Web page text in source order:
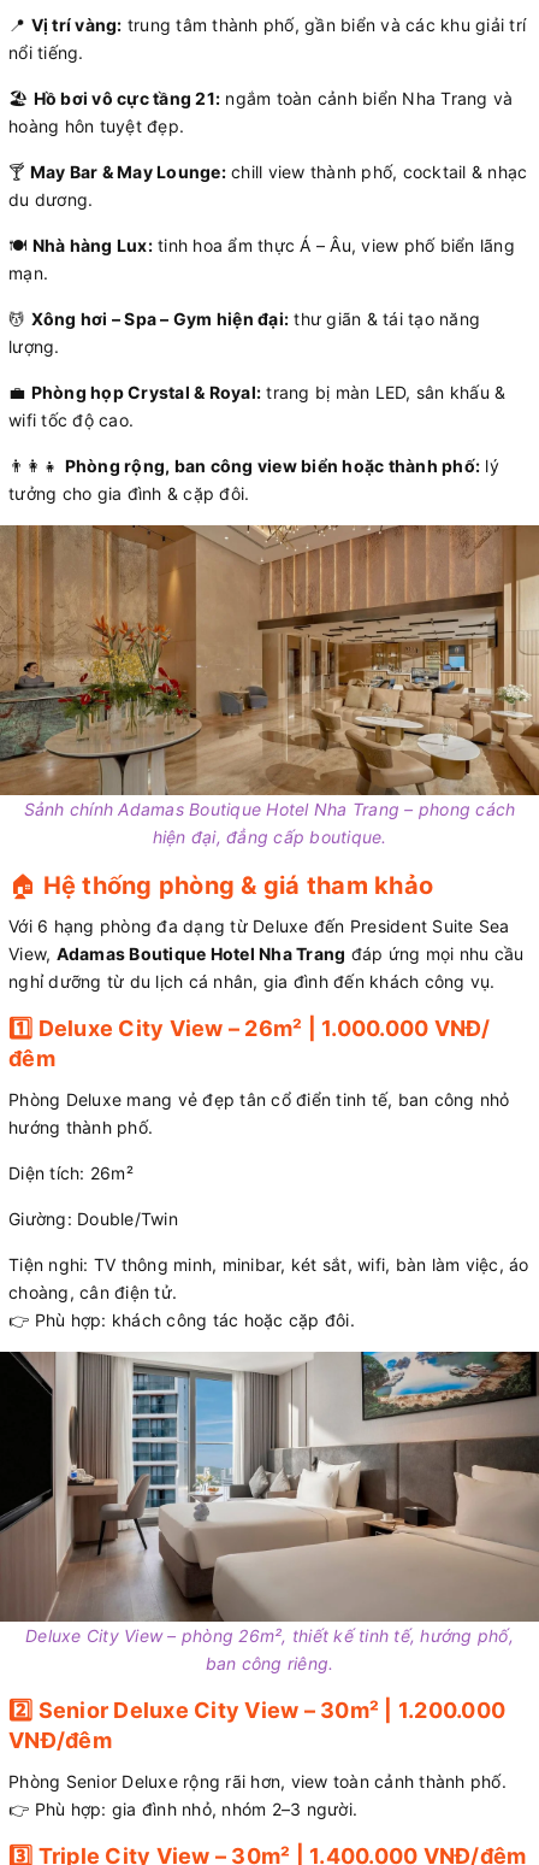
📍 Vị trí vàng: trung tâm thành phố, gần biển và các khu giải trí
nổi tiếng.
🏖️ Hồ bơi vô cực tầng 21: ngắm toàn cảnh biển Nha Trang và
hoàng hôn tuyệt đẹp.
🍸 May Bar & May Lounge:chill view thành phố, cocktail & nhạc
du dương.
🍽️ Nhà hàng Lux:tinh hoa ẩm thực Á – Âu, view phố biển lãng
mạn.
💆 Xông hơi – Spa – Gym hiện đại: thư giãn & tái tạo năng
lượng.
💼 Phòng họp Crystal & Royal: trang bị màn LED, sân khấu &
wifi tốc độ cao.
👨‍👩‍👧 Phòng rộng, ban công view biển hoặc thành phố: lý
tưởng cho gia đình & cặp đôi.
Sảnh chính Adamas Boutique Hotel Nha Trang – phong cách
hiện đại, đẳng cấp boutique.
🏠 Hệ thống phòng & giá tham khảo
Với 6 hạng phòng đa dạng từ Deluxe đến President Suite Sea
View, Adamas Boutique Hotel Nha Trang đáp ứng mọi nhu cầu
nghỉ dưỡng từ du lịch cá nhân, gia đình đến khách công vụ.
1️⃣ Deluxe City View – 26m² | 1.000.000 VNĐ/
đêm
Phòng Deluxe mang vẻ đẹp tân cổ điển tinh tế, ban công nhỏ
hướng thành phố.
Diện tích: 26m²
Giường: Double/Twin
Tiện nghi: TV thông minh, minibar, két sắt, wifi, bàn làm việc, áo
choàng, cân điện tử.
👉 Phù hợp: khách công tác hoặc cặp đôi.
Deluxe City View – phòng 26m², thiết kế tinh tế, hướng phố,
ban công riêng.
2️⃣ Senior Deluxe City View – 30m² | 1.200.000
VNĐ/đêm
Phòng Senior Deluxe rộng rãi hơn, view toàn cảnh thành phố.
👉 Phù hợp: gia đình nhỏ, nhóm 2–3 người.
3️⃣ Triple City View – 30m² | 1.400.000 VNĐ/đêm